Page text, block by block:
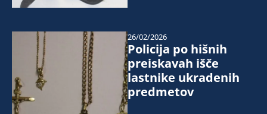
Policija po hišnih
preiskavah išče
lastnike ukradenih
predmetov
26/02/2026